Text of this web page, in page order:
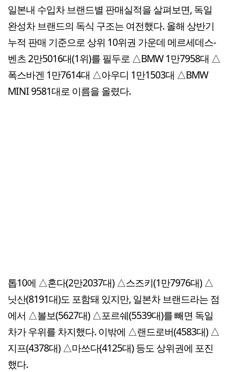
일본내 수입차 브랜드별 판매실적을 살펴보면, 독일
완성차 브랜드의 독식 구조는 여전했다. 올해 상반기
누적 판매 기준으로 상위 10위권 가운데 메르세데스-
벤츠 2만5016대(1위)를 필두로 △BMW 1만7958대 △
폭스바겐 1만7614대 △아우디 1만1503대 △BMW
MINI 9581대로 이름을 올렸다.
톱10에 △혼다(2만2037대) △스즈키(1만7976대) △
닛산(8191대)도 포함돼 있지만, 일본차 브랜드라는 점
에서 △볼보(5627대) △포르쉐(5539대)를 빼면 독일
차가 우위를 차지했다. 이밖에 △랜드로버(4583대) △
지프(4378대) △마쓰다(4125대) 등도 상위권에 포진
했다.